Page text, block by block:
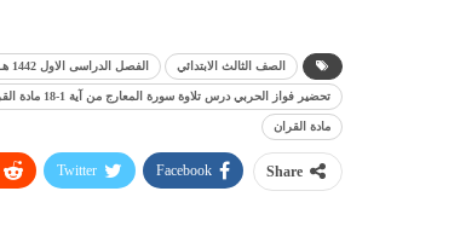
الصف الثالث الابتدائي الفصل الدراسى الاول 1442 هـ
تحضير فواز الحربي درس تلاوة سورة المعارج من آية 1-18 مادة القران الصف الثالث الابتدائي الفصل الدراسى الاول 1442 هـ
مادة القران
Share
Facebook
Twitter